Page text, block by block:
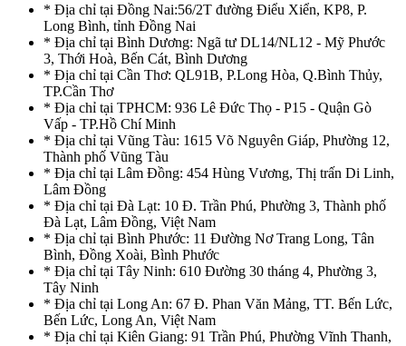
* Địa chỉ tại Đồng Nai:56/2T đường Điểu Xiển, KP8, P.
Long Bình, tỉnh Đồng Nai
* Địa chỉ tại Bình Dương: Ngã tư DL14/NL12 - Mỹ Phước
3, Thới Hoà, Bến Cát, Bình Dương
* Địa chỉ tại Cần Thơ: QL91B, P.Long Hòa, Q.Bình Thủy,
TP.Cần Thơ
* Địa chỉ tại TPHCM: 936 Lê Đức Thọ - P15 - Quận Gò
Vấp - TP.Hồ Chí Minh
* Địa chỉ tại Vũng Tàu: 1615 Võ Nguyên Giáp, Phường 12,
Thành phố Vũng Tàu
* Địa chỉ tại Lâm Đồng: 454 Hùng Vương, Thị trấn Di Linh,
Lâm Đồng
* Địa chỉ tại Đà Lạt: 10 Đ. Trần Phú, Phường 3, Thành phố
Đà Lạt, Lâm Đồng, Việt Nam
* Địa chỉ tại Bình Phước: 11 Đường Nơ Trang Long, Tân
Bình, Đồng Xoài, Bình Phước
* Địa chỉ tại Tây Ninh: 610 Đường 30 tháng 4, Phường 3,
Tây Ninh
* Địa chỉ tại Long An: 67 Đ. Phan Văn Mảng, TT. Bến Lức,
Bến Lức, Long An, Việt Nam
* Địa chỉ tại Kiên Giang: 91 Trần Phú, Phường Vĩnh Thanh,